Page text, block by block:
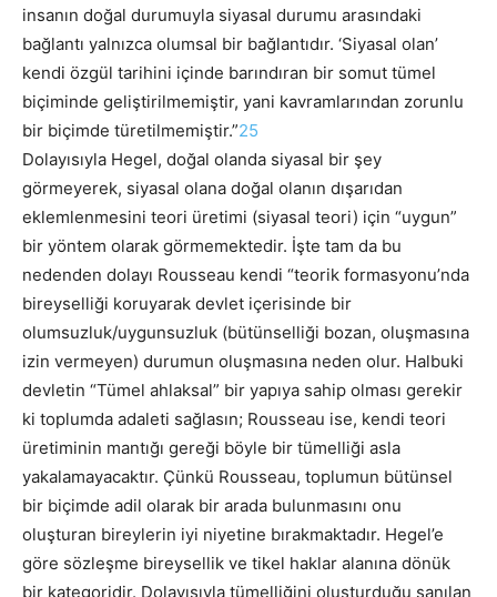
insanın doğal durumuyla siyasal durumu arasındaki
bağlantı yalnızca olumsal bir bağlantıdır. ‘Siyasal olan’
kendi özgül tarihini içinde barındıran bir somut tümel
biçiminde geliştirilmemiştir, yani kavramlarından zorunlu
bir biçimde türetilmemiştir.”25
Dolayısıyla Hegel, doğal olanda siyasal bir şey
görmeyerek, siyasal olana doğal olanın dışarıdan
eklemlenmesini teori üretimi (siyasal teori) için “uygun”
bir yöntem olarak görmemektedir. İşte tam da bu
nedenden dolayı Rousseau kendi “teorik formasyonu’nda
bireyselliği koruyarak devlet içerisinde bir
olumsuzluk/uygunsuzluk (bütünselliği bozan, oluşmasına
izin vermeyen) durumun oluşmasına neden olur. Halbuki
devletin “Tümel ahlaksal” bir yapıya sahip olması gerekir
ki toplumda adaleti sağlasın; Rousseau ise, kendi teori
üretiminin mantığı gereği böyle bir tümelliği asla
yakalamayacaktır. Çünkü Rousseau, toplumun bütünsel
bir biçimde adil olarak bir arada bulunmasını onu
oluşturan bireylerin iyi niyetine bırakmaktadır. Hegel’e
göre sözleşme bireysellik ve tikel haklar alanına dönük
bir kategoridir. Dolayısıyla tümelliğini oluşturduğu sanılan